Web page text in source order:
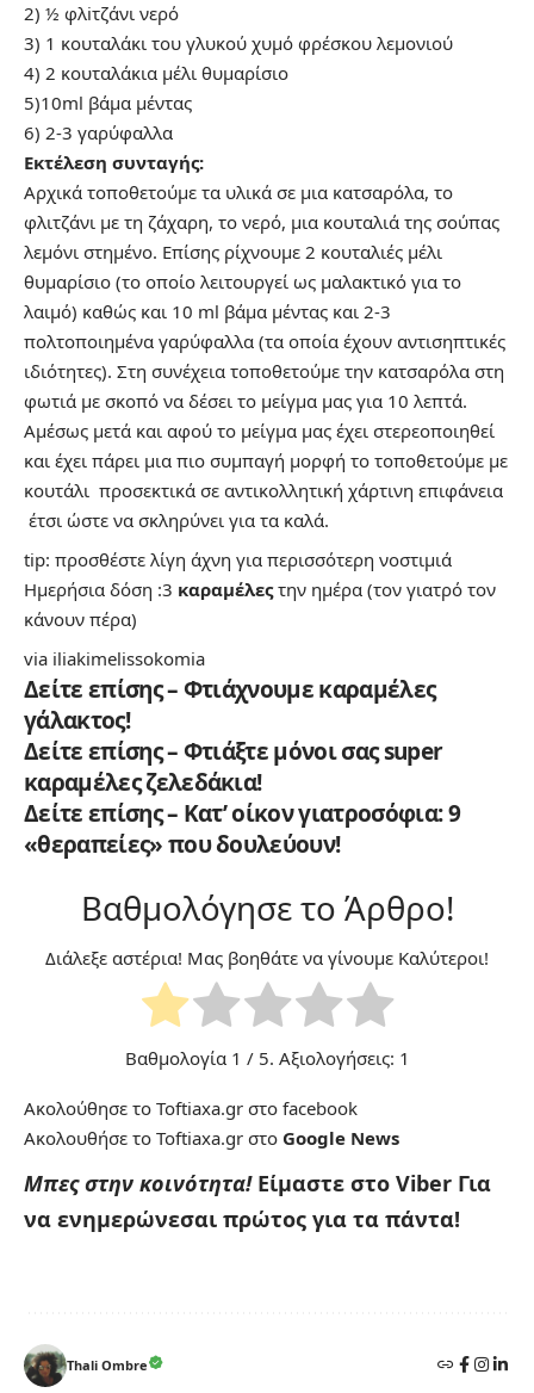
​2) ½ φλiτζάνι νερό
3) 1 κουταλάκι του γλυκού χυμό φρέσκου λεμονιού
4) 2 κουταλάκια μέλι θυμαρίσιο
5)10ml βάμα μέντας
6) 2-3 γαρύφαλλα
Εκτέλεση συνταγής:
Αρχικά τοποθετούμε τα υλικά σε μια κατσαρόλα, το
φλιτζάνι με τη ζάχαρη, το νερό, μια κουταλιά της σούπας
λεμόνι στημένο. Επίσης ρίχνουμε 2 κουταλιές μέλι
θυμαρίσιο (το οποίο λειτουργεί ως μαλακτικό για το
λαιμό) καθώς και 10 ml βάμα μέντας και 2-3
πολτοποιημένα γαρύφαλλα (τα οποία έχουν αντισηπτικές
ιδιότητες). Στη συνέχεια τοποθετούμε την κατσαρόλα στη
φωτιά με σκοπό να δέσει το μείγμα μας για 10 λεπτά.
Αμέσως μετά και αφού το μείγμα μας έχει στερεοποιηθεί
και έχει πάρει μια πιο συμπαγή μορφή το τοποθετούμε με
κουτάλι προσεκτικά σε αντικολλητική χάρτινη επιφάνεια
έτσι ώστε να σκληρύνει για τα καλά.
tip: προσθέστε λίγη άχνη για περισσότερη νοστιμιά
Ημερήσια δόση :3 καραμέλεςτην ημέρα (τον γιατρό τον
κάνουν πέρα)
via iliakimelissokomia
Δείτε επίσης – Φτιάχνουμε καραμέλες
γάλακτος!
Δείτε επίσης – Φτιάξτε μόνοι σας super
καραμέλες ζελεδάκια!
Δείτε επίσης – Κατ’ οίκον γιατροσόφια: 9
«θεραπείες» που δουλεύουν!
Βαθμολόγησε το Άρθρο!
Διάλεξε αστέρια! Μας βοηθάτε να γίνουμε Καλύτεροι!
Βαθμολογία 1 / 5. Αξιολογήσεις: 1
Ακολούθησε το Toftiaxa.gr στο facebook
Ακολουθήσε το Toftiaxa.gr στο Google News
Μπες στην κοινότητα! Είμαστε στο Viber Για
να ενημερώνεσαι πρώτος για τα πάντα!
Thali Ombre